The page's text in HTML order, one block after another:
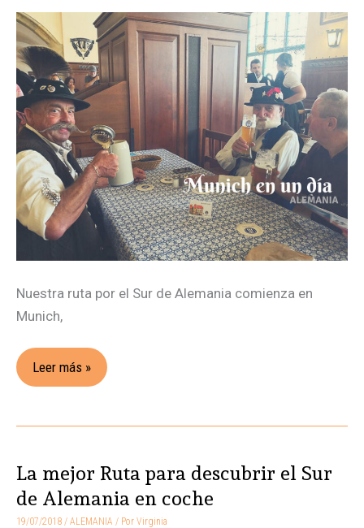
Nuestra ruta por el Sur de Alemania comienza en
Munich,
saber
qué
ver
en
Múnich
en
un
día
Leer más »
La mejor Ruta para descubrir el Sur
de Alemania en coche
19/07/2018 / ALEMANIA / Por Virginia
La
mejor
Ruta